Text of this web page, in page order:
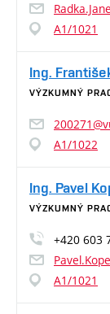
A1/1021
Ing.
VÝZKUMNÝ
A1/1022
Ing. Pavel
VÝZKUMNÝ
+420 603
A1/1021